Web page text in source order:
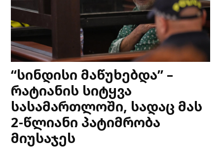
“სინდისი მაწუხებდა” –
რატიანის სიტყვა
სასამართლოში, სადაც მას
2-წლიანი პატიმრობა
მიუსაჯეს